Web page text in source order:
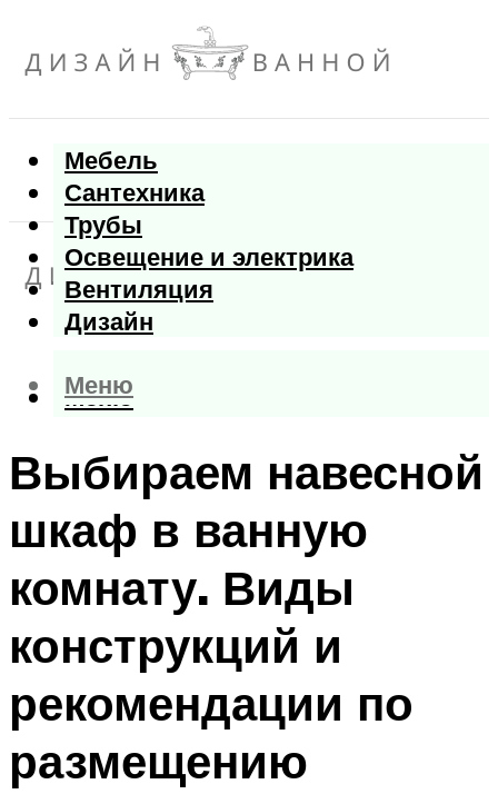
Мебель
Сантехника
Трубы
Освещение и электрика
Вентиляция
Дизайн
Меню
Меню
Выбираем навесной
шкаф в ванную
комнату. Виды
конструкций и
рекомендации по
размещению